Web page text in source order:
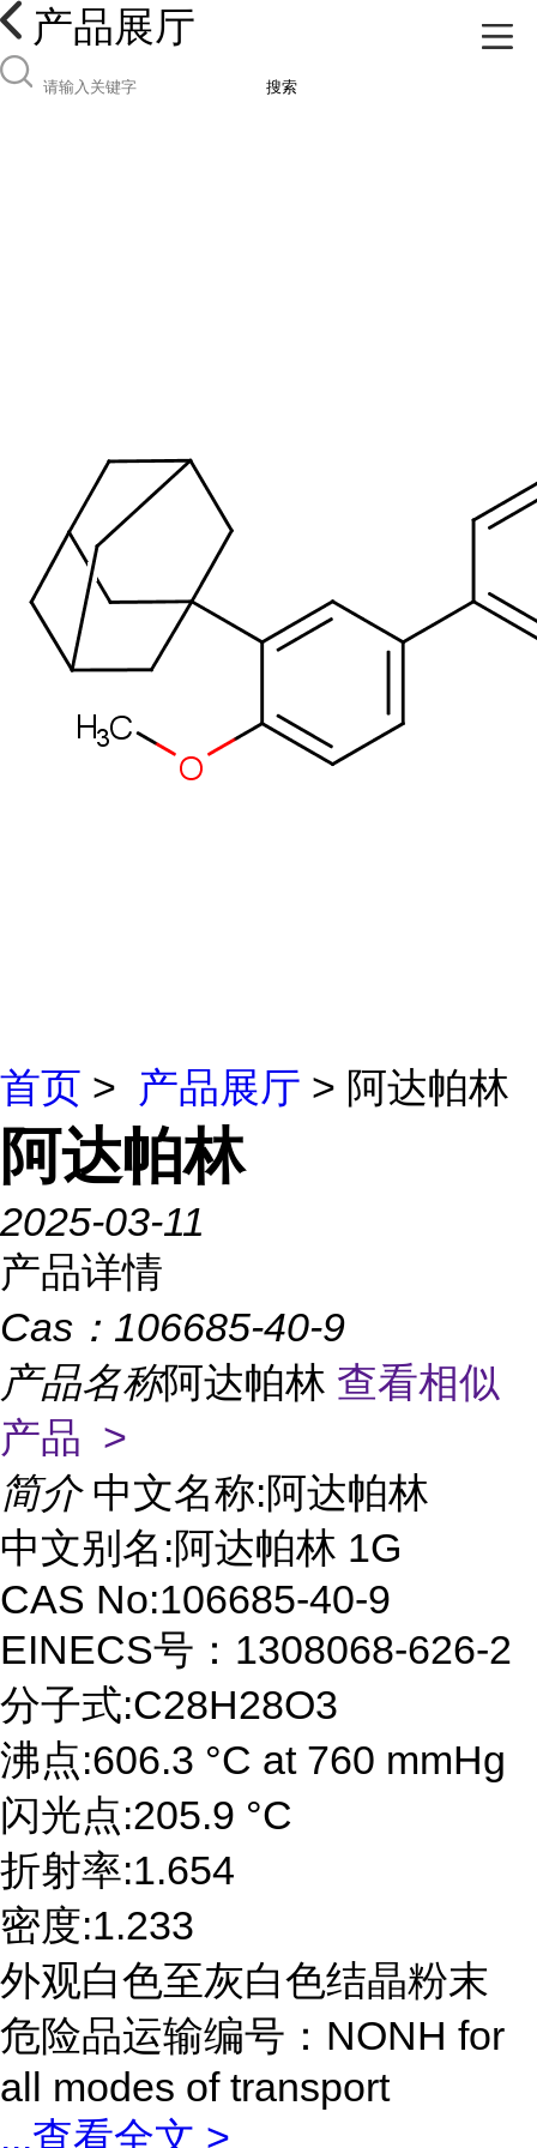
产品展厅
搜索
首页 > 产品展厅 > 阿达帕林
阿达帕林
2025-03-11
产品详情
Cas： 106685-40-9
产品名称阿达帕林 查看相似
产品 >
简介 中文名称:阿达帕林
中文别名:阿达帕林 1G
CAS No:106685-40-9
EINECS号：1308068-626-2
分子式:C28H28O3
沸点:606.3 °C at 760 mmHg
闪光点:205.9 °C
折射率:1.654
密度:1.233
外观白色至灰白色结晶粉末
危险品运输编号：NONH for
all modes of transport
...查看全文 >